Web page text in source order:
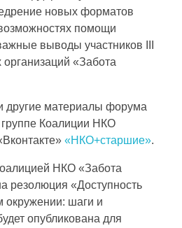
новых форматов
помощи
выводы участников III
«Забота
другие материалы форума
Коалиции НКО
«НКО+старшие».
НКО «Забота
резолюция «Доступность
шаги и
опубликована для